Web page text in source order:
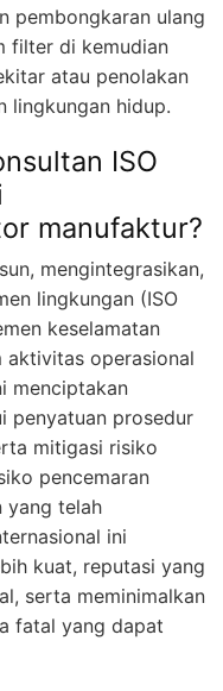
pembongkaran ulang
filter di kemudian
atau penolakan
lingkungan hidup.
ISO
manufaktur?
mengintegrasikan,
lingkungan (ISO
keselamatan
aktivitas operasional
menciptakan
penyatuan prosedur
mitigasi risiko
pencemaran
yang telah
ini
kuat, reputasi yang
serta meminimalkan
fatal yang dapat